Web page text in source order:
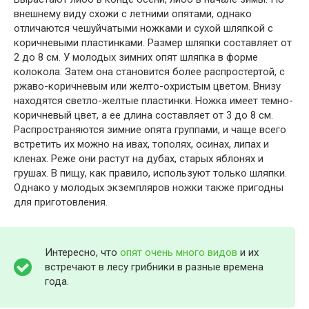
внешнему виду схожи с летними опятами, однако
отличаются чешуйчатыми ножками и сухой шляпкой с
коричневыми пластинками. Размер шляпки составляет от
2 до 8 см. У молодых зимних опят шляпка в форме
колокола. Затем она становится более распростертой, с
ржаво-коричневым или желто-охристым цветом. Внизу
находятся светло-желтые пластинки. Ножка имеет темно-
коричневый цвет, а ее длина составляет от 3 до 8 см.
Распространяются зимние опята группами, и чаще всего
встретить их можно на ивах, тополях, осинах, липах и
кленах. Реже они растут на дубах, старых яблонях и
грушах. В пищу, как правило, используют только шляпки.
Однако у молодых экземпляров ножки также пригодны
для приготовления.
Интересно, что опят очень много видов и их
встречают в лесу грибники в разные времена
года.